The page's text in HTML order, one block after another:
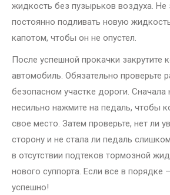
жидкость без пузырьков воздуха. Не
постоянно подливать новую
капотом, чтобы он не опустел.
После успешной прокачки закрутите
автомобиль. Обязательно проверьте
безопасном участке дороги. Сначала
несильно нажмите на педаль, чтобы
свое место. Затем проверьте, нет ли
сторону и не стала ли педаль
в отсутствии подтеков тормозной
нового суппорта. Если все в порядке
успешно!